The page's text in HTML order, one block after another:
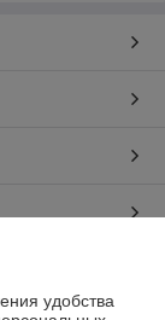
удобства